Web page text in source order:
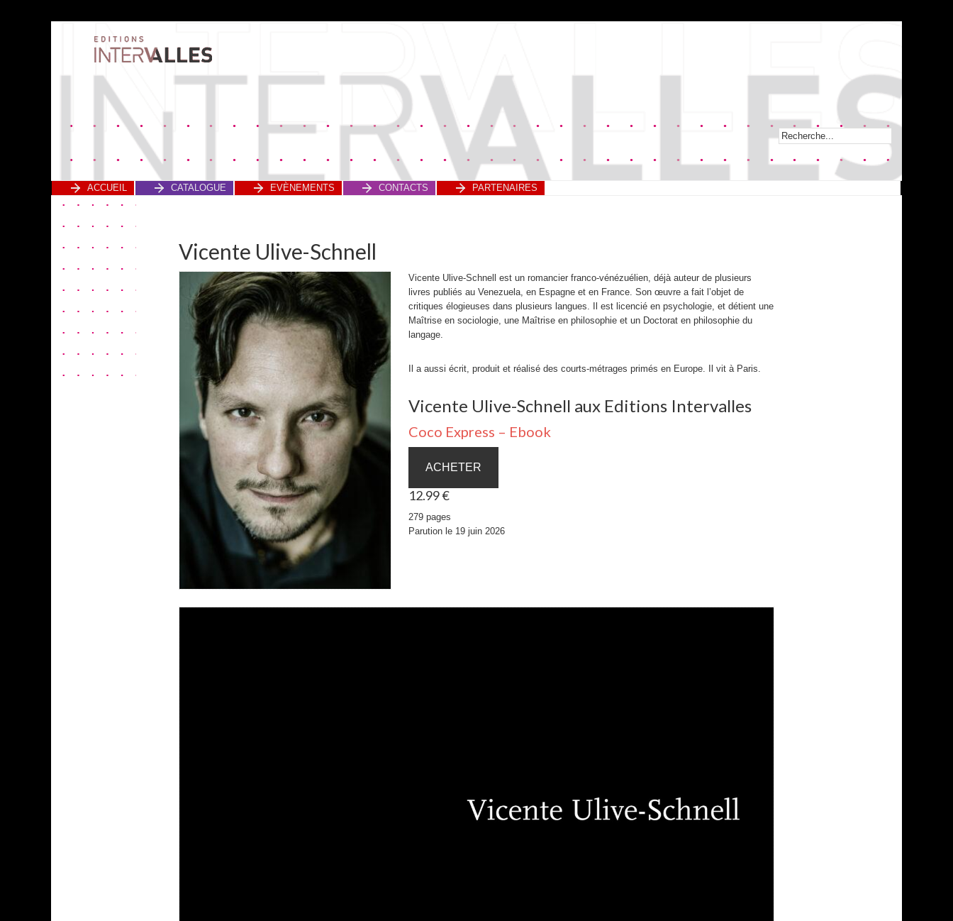
ACCUEIL CATALOGUE EVÈNEMENTS CONTACTS PARTENAIRES
Vicente Ulive-Schnell
Vicente Ulive-Schnell est un romancier franco-vénézuélien, déjà auteur de plusieurs
livres publiés au Venezuela, en Espagne et en France. Son œuvre a fait l’objet de
critiques élogieuses dans plusieurs langues. Il est licencié en psychologie, et détient une
Maîtrise en sociologie, une Maîtrise en philosophie et un Doctorat en philosophie du
langage.
Il a aussi écrit, produit et réalisé des courts-métrages primés en Europe. Il vit à Paris.
Vicente Ulive-Schnell aux Editions Intervalles
Coco Express – Ebook
ACHETER
12.99 €
279 pages
Parution le 19 juin 2026